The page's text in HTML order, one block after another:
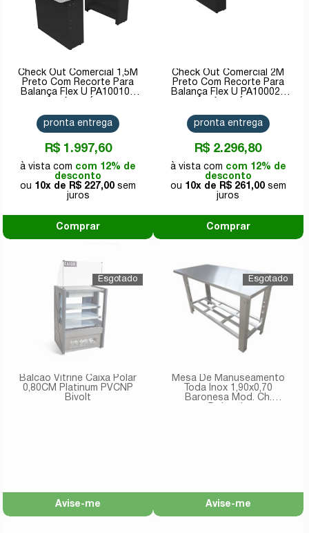
Check Out Comercial 1,5M
Preto Com Recorte Para
Balança Flex U PA100103
R$ 1.997,60
com 12% de
desconto
10x de
R$ 227,00
pronta entrega
Comprar
Check Out Comercial 2M
Preto Com Recorte Para
Balança Flex U PA100020
R$ 2.296,80
com 12% de
desconto
10x de
R$ 261,00
pronta entrega
Comprar
Balcão Vitrine Caixa Polar
0,80CM Platinum PVCNP
Bivolt
Avise-me
Mesa De Manuseamento
Toda Inox 1,90x0,70
Baronesa Mod. Ch.
Avise-me